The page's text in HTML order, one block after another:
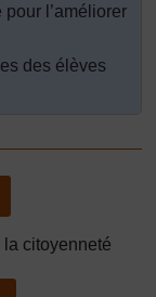
l’améliorer
des élèves
citoyenneté